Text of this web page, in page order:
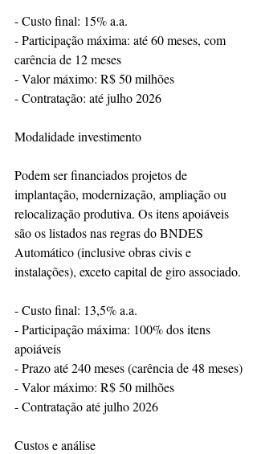
- Custo final: 15% a.a.
- Participação máxima: até 60 meses, com
carência de 12 meses
- Valor máximo: R$ 50 milhões
- Contratação: até julho 2026
Modalidade investimento
Podem ser financiados projetos de
implantação, modernização, ampliação ou
relocalização produtiva. Os itens apoiáveis
são os listados nas regras do BNDES
Automático (inclusive obras civis e
instalações), exceto capital de giro associado.
- Custo final: 13,5% a.a.
- Participação máxima: 100% dos itens
apoiáveis
- Prazo até 240 meses (carência de 48 meses)
- Valor máximo: R$ 50 milhões
- Contratação até julho 2026
Custos e análise